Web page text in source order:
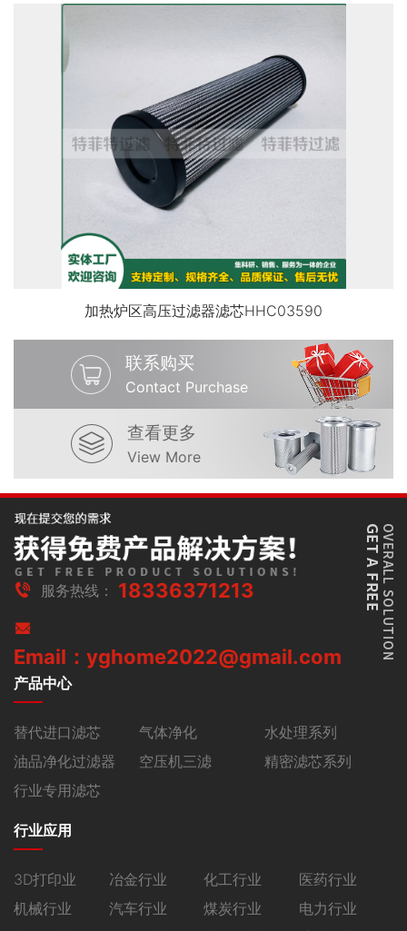
加热炉区高压过滤器滤芯HHC03590
联系购买
Contact Purchase
查看更多
View More
服务热线： 18336371213
Email：yghome2022@gmail.com
产品中心
替代进口滤芯 气体净化
水处理系列
油品净化过滤器
空压机三滤
精密滤芯系列
行业专用滤芯
行业应用
3D打印业 冶金行业 化工行业
医药行业
机械行业
汽车行业 煤炭行业
电力行业